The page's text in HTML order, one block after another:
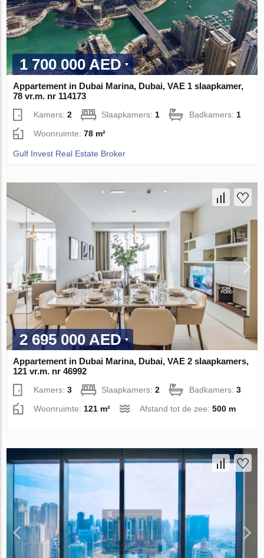
1 700 000 AED
Appartement in Dubai Marina, Dubai, VAE 1 slaapkamer,
78 vr.m. nr 114173
Kamers:2 Slaapkamers: 1 Badkamers: 1
Woonruimte:78 m²
Gulf Invest Real Estate Broker
2 695 000 AED
Appartement in Dubai Marina, Dubai, VAE 2 slaapkamers,
121 vr.m. nr 46992
Kamers:3 Slaapkamers:2 Badkamers:3
Woonruimte: 121 m² Afstand tot de zee:500 m